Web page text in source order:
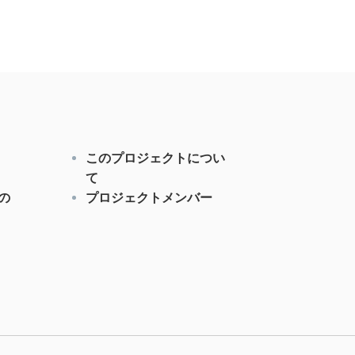
このプロジェクトについ
て
プロジェクトメンバー